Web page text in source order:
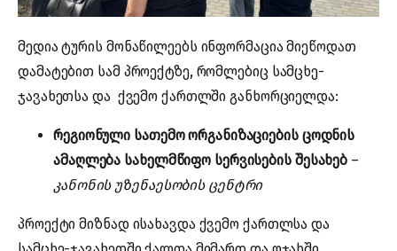
მედია ტურის მონაწილეებს ინფორმაცია მიეწოდათ
დამატებით სამ პროექტზე, რომლებიც სამცხე-
ჯავახეთსა და ქვემო ქართლში განხორციელდა:
რეგიონული სათემო ორგანიზაციების ცოდნის
ამაღლება სახელმწიფო სერვისების შესახებ –
კანონის უზენაესობის ცენტრი
პროექტი მიზნად ისახავდა ქვემო ქართლსა და